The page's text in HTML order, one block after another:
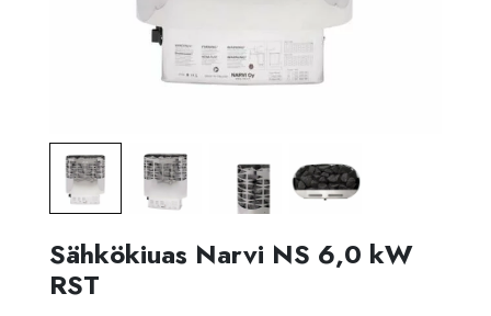
Sähkökiuas Narvi NS 6,0 kW
RST